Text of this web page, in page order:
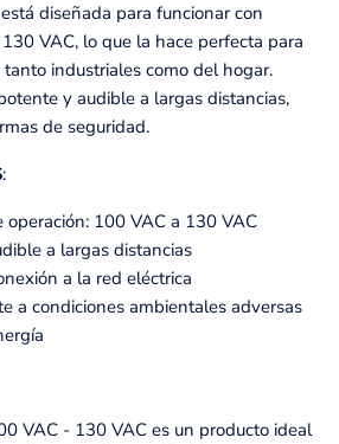
diseñada para funcionar con
VAC, lo que la hace perfecta para
industriales como del hogar.
y audible a largas distancias,
de seguridad.
:
100 VAC a 130 VAC
a largas distancias
a la red eléctrica
a condiciones ambientales adversas
VAC - 130 VAC es un producto ideal